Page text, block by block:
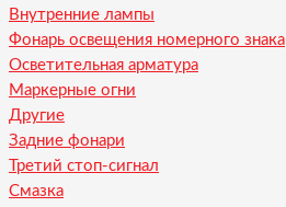
Внутренние лампы
Фонарь освещения номерного знака
Осветительная арматура
Маркерные огни
Другие
Задние фонари
Третий стоп-сигнал
Смазка